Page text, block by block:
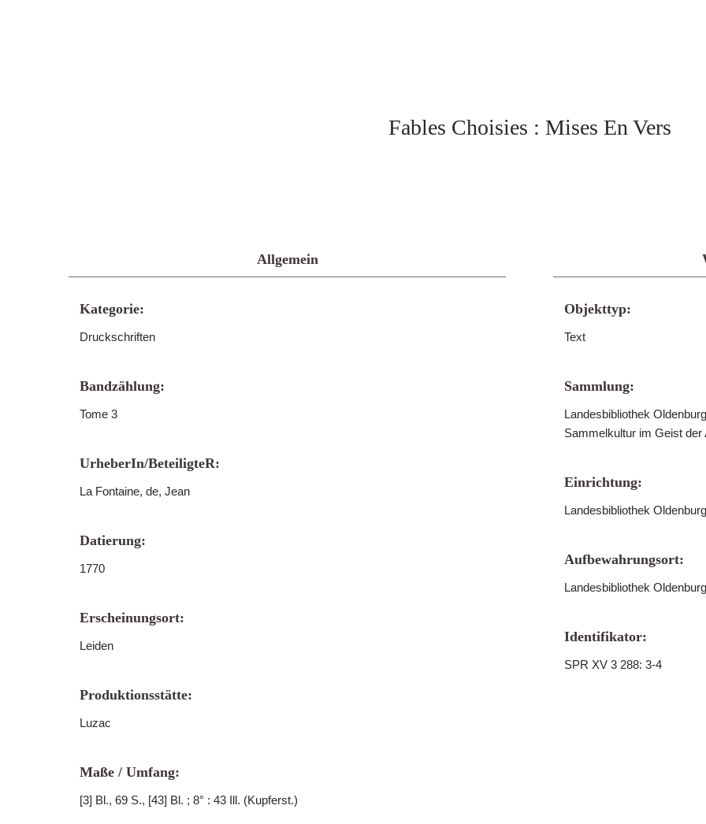
Fables Choisies : Mises En Vers
Allgemein
Kategorie:
Druckschriften
Bandzählung:
Tome 3
UrheberIn/BeteiligteR:
La Fontaine, de, Jean
Datierung:
1770
Erscheinungsort:
Leiden
Produktionsstätte:
Luzac
Maße / Umfang:
[3] Bl., 69 S., [43] Bl. ; 8° : 43 Ill. (Kupferst.)
Objekttyp:
Text
Sammlung:
Landesbibliothek
Sammelkultur im Geist
Einrichtung:
Landesbibliothek
Aufbewahrungsort:
Landesbibliothek Oldenburg
Identifikator:
SPR XV 3 288: 3-4